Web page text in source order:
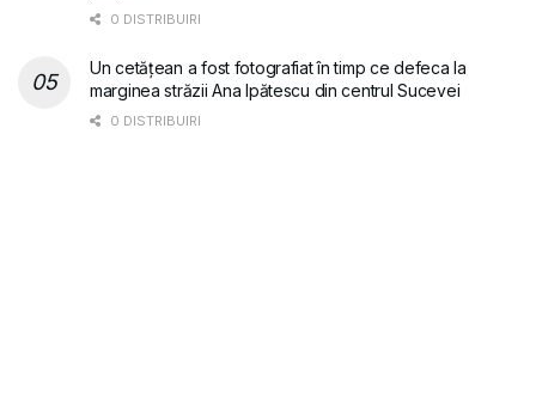
0 DISTRIBUIRI
Un cetățean a fost fotografiat în timp ce defeca la
marginea străzii Ana Ipătescu din centrul Sucevei
0 DISTRIBUIRI